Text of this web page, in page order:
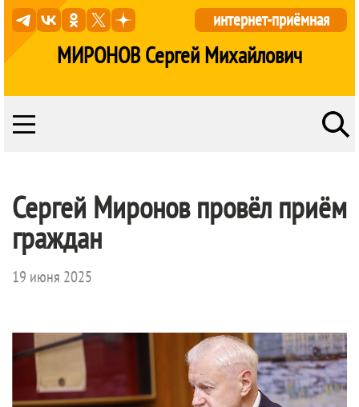
МИРОНОВ Сергей Михайлович
интернет-приёмная
Сергей Миронов провёл приём
граждан
19 июня 2025